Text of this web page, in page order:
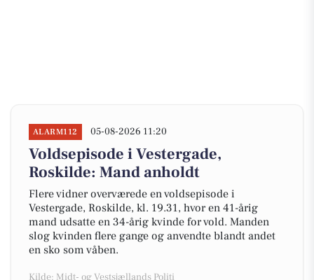
ALARM112 05-08-2026 11:20
Voldsepisode i Vestergade,
Roskilde: Mand anholdt
Flere vidner overværede en voldsepisode i
Vestergade, Roskilde, kl. 19.31, hvor en 41-årig
mand udsatte en 34-årig kvinde for vold. Manden
slog kvinden flere gange og anvendte blandt andet
en sko som våben.
Kilde: Midt- og Vestsjællands Politi